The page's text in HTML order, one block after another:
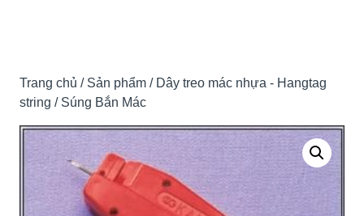
Trang chủ / Sản phẩm / Dây treo mác nhựa - Hangtag
string / Súng Bắn Mác